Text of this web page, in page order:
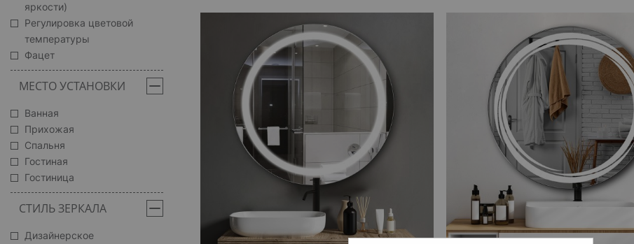
яркости)
Регулировка цветовой
температуры
Фацет
МЕСТО УСТАНОВКИ
Ванная
Прихожая
Спальня
Гостиная
Гостиница
СТИЛЬ ЗЕРКАЛА
Дизайнерское